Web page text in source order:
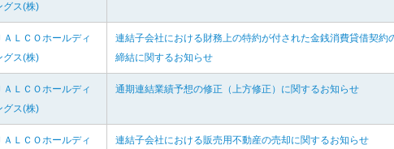
グス(株)
ＡＬＣＯホールディ
グス(株)
連結子会社における財務上の特約が付された金銭消費貸借契約
締結に関するお知らせ
ＡＬＣＯホールディ
グス(株)
通期連結業績予想の修正（上方修正）に関するお知らせ
ＡＬＣＯホールディ 連結子会社における販売用不動産の売却に関するお知らせ